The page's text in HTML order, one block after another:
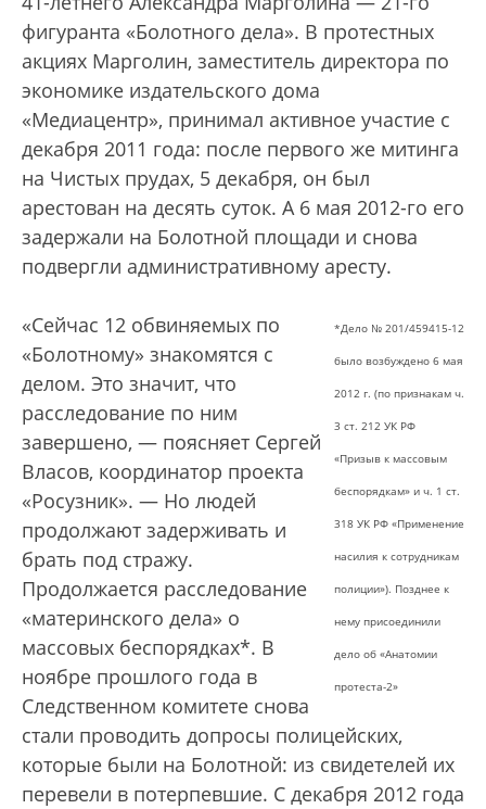
фигуранта «Болотного дела». В протестных
акциях Марголин, заместитель директора по
экономике издательского дома
«Медиацентр», принимал активное участие с
декабря 2011 года: после первого же митинга
на Чистых прудах, 5 декабря, он был
арестован на десять суток. А 6 мая 2012-го его
задержали на Болотной площади и снова
подвергли административному аресту.
*Дело № 201/459415-12
было возбуждено 6 мая
2012 г. (по признакам ч.
3 ст. 212 УК РФ
«Призыв к массовым
беспорядкам» и ч. 1 ст.
318 УК РФ «Применение
насилия к сотрудникам
полиции»). Позднее к
нему присоединили
дело об «Анатомии
протеста-2»
«Сейчас 12 обвиняемых по
«Болотному» знакомятся с
делом. Это значит, что
расследование по ним
завершено, — поясняет Сергей
Власов, координатор проекта
«Росузник». — Но людей
продолжают задерживать и
брать под стражу.
Продолжается расследование
«материнского дела» о
массовых беспорядках*. В
ноябре прошлого года в
Следственном комитете снова
стали проводить допросы полицейских,
которые были на Болотной: из свидетелей их
перевели в потерпевшие. С декабря 2012 года